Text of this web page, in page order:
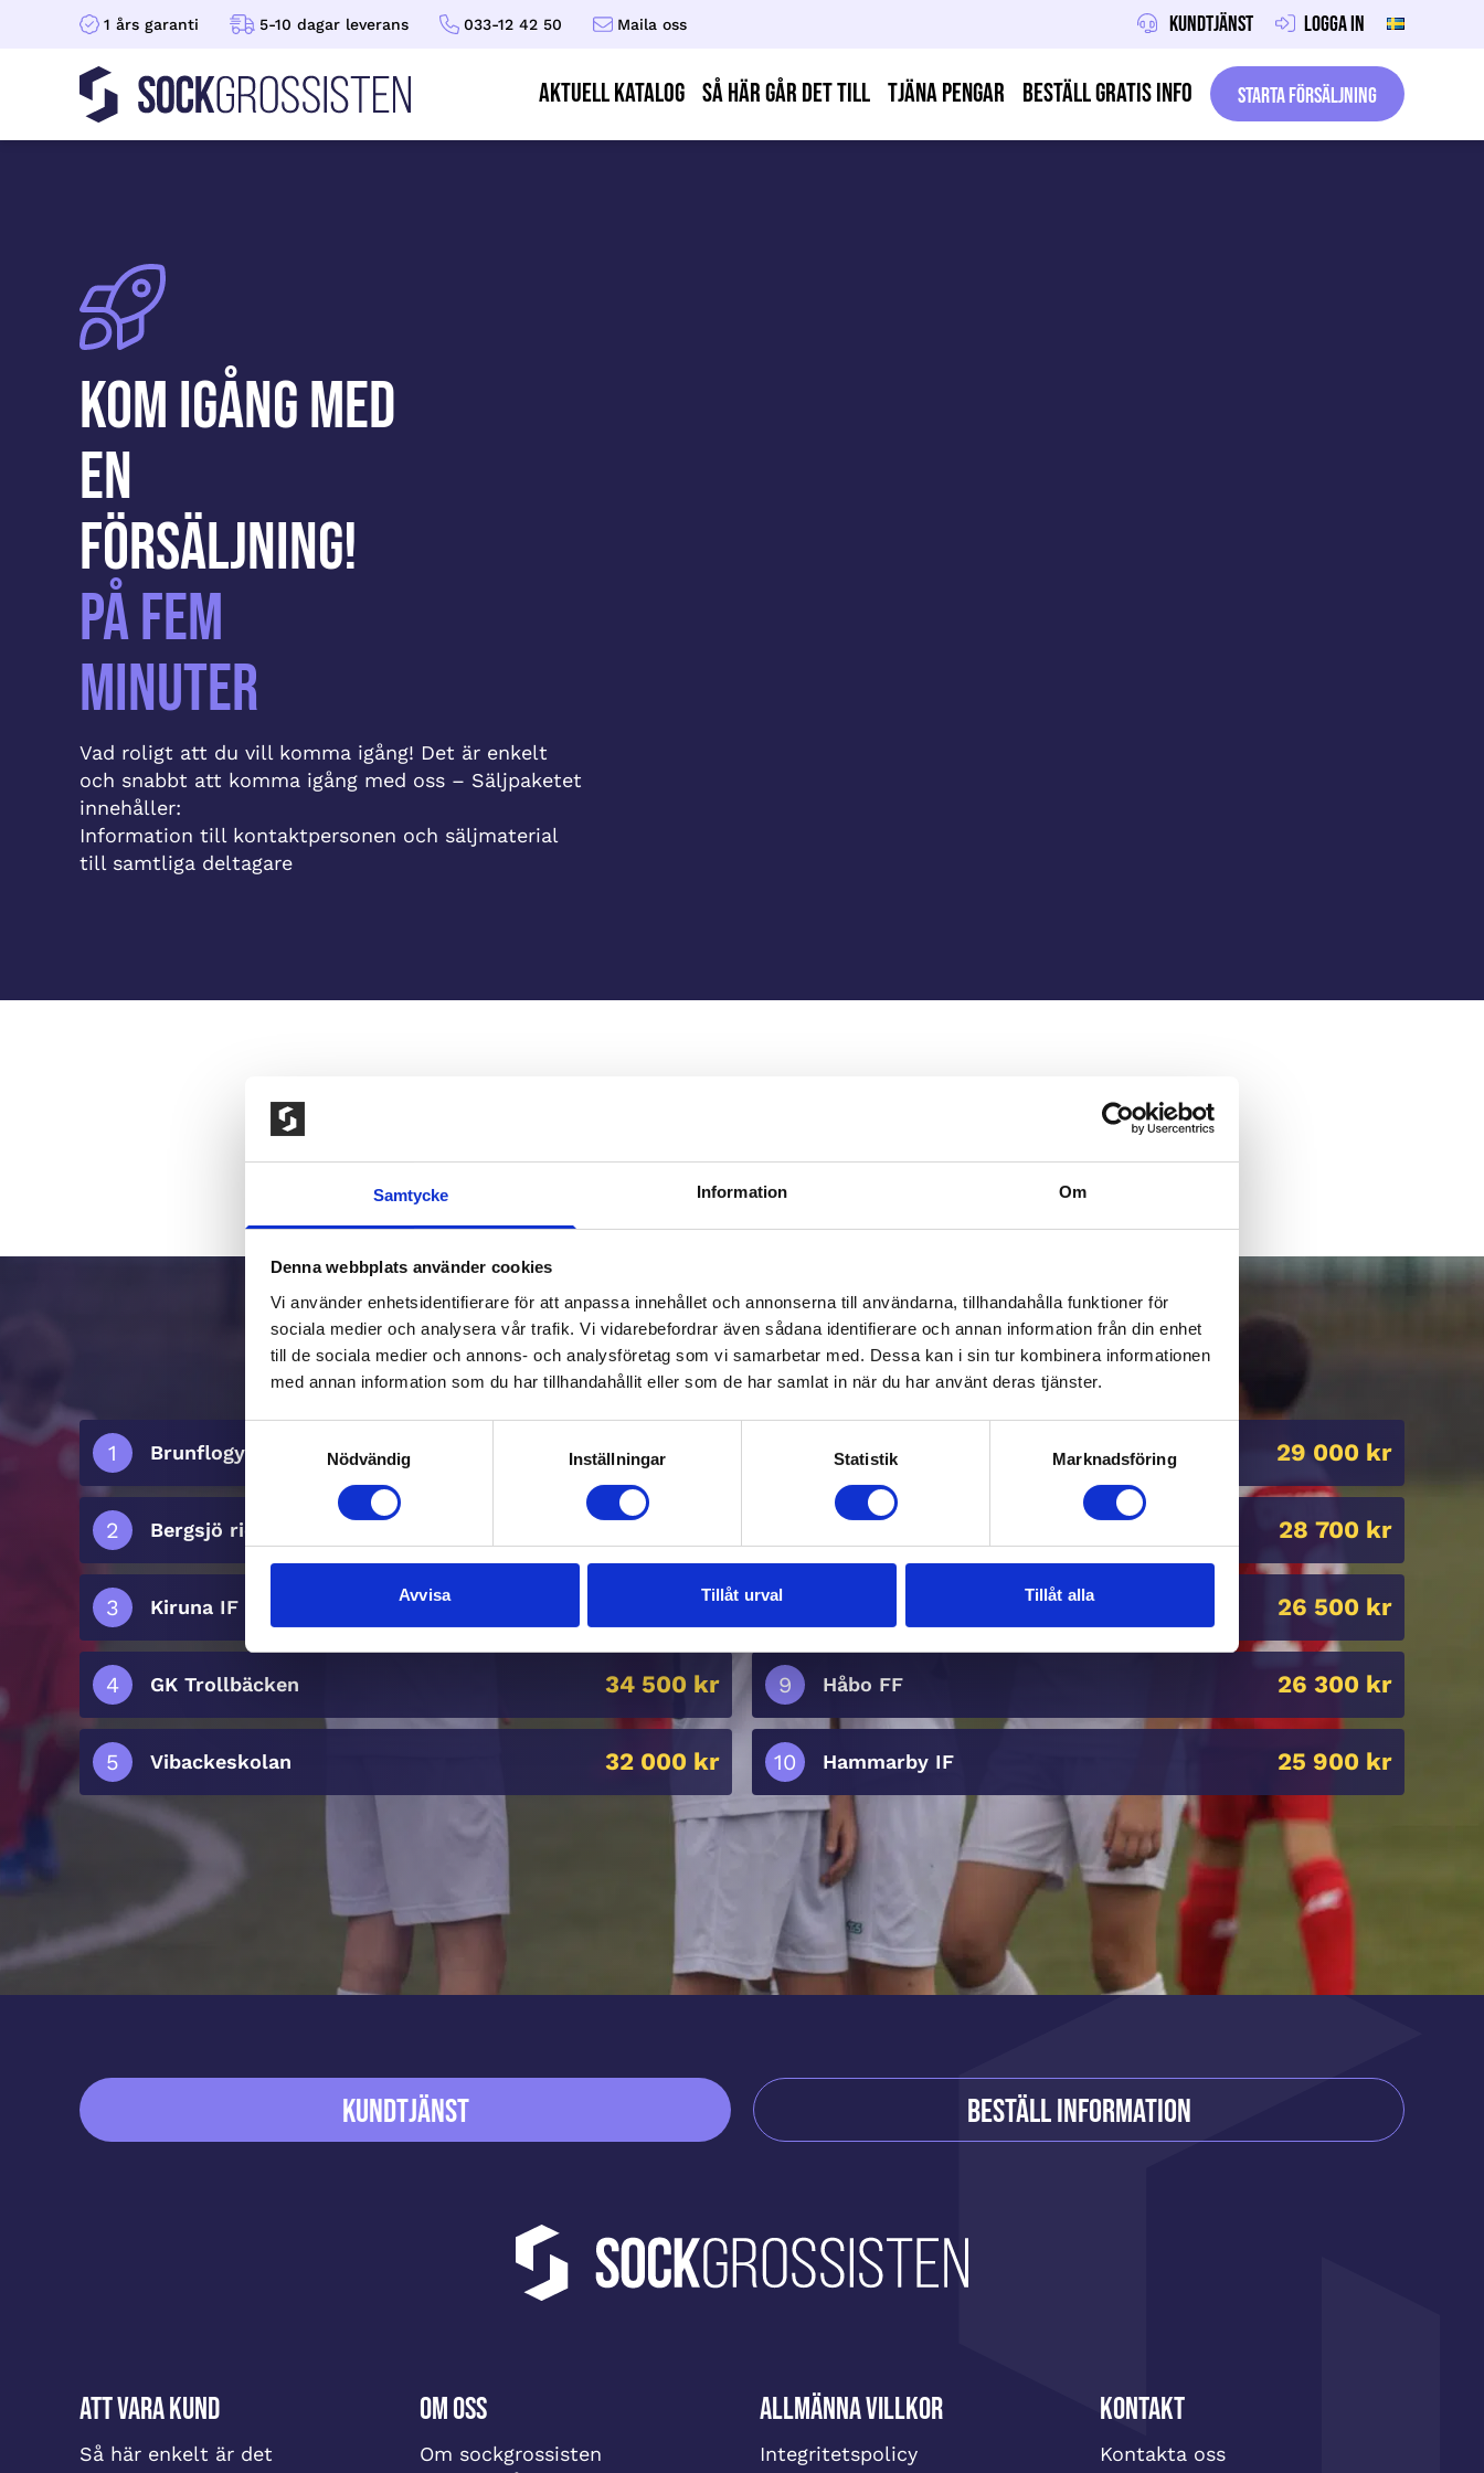
Samtycke Information Om
Denna webbplats använder cookies
Vi använder enhetsidentifierare för att anpassa innehållet och annonserna till användarna, tillhandahålla funktioner för
sociala medier och analysera vår trafik. Vi vidarebefordrar även sådana identifierare och annan information från din enhet
till de sociala medier och annons- och analysföretag som vi samarbetar med. Dessa kan i sin tur kombinera informationen
med annan information som du har tillhandahållit eller som de har samlat in när du har använt deras tjänster.
Nödvändig
Inställningar Statistik Marknadsföring
Avvisa Tillåt urval Tillåt alla
1 års garanti 5-10 dagar leverans 033-12 42 50 Maila oss Kundtjänst Logga in
Sockgrossisten AKTUELL KATALOG Så här går det till Tjäna pengar Beställ gratis info Starta försäljning
Kom igång med
en
försäljning!
På fem
minuter
Vad roligt att du vill komma igång! Det är enkelt
och snabbt att komma igång med oss – Säljpaketet
innehåller:
Information till kontaktpersonen och säljmaterial
till samtliga deltagare
Brunflogymnastik 42 500 kr
Bergsjö rid och körsällskap 37 000 kr
Kiruna IF 35 900 kr
GK Trollbäcken 34 500 kr
Vibackeskolan 32 000 kr
Linboskolan 29 000 kr
28 700 kr
26 500 kr
Håbo FF 26 300 kr
Hammarby IF 25 900 kr
Kundtjänst Beställ information
Att vara kund
Så här enkelt är det
Om oss
Om sockgrossisten
Allmänna villkor
Integritetspolicy
Kontakt
Kontakta oss